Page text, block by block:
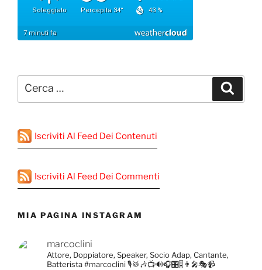
Cerca:
Iscriviti Al Feed Dei Contenuti
Iscriviti Al Feed Dei Commenti
MIA PAGINA INSTAGRAM
marcoclini
Attore, Doppiatore, Speaker, Socio Adap, Cantante,
Batterista#marcoclini 🎙️🥁🎶📺🔊🎧🎛️🎚️👨‍🎤🎭📹